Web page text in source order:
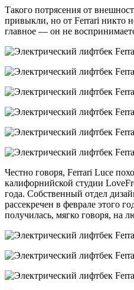
Такого потрясения от
привыкли, но от Ferrari никто
главное — он не
Честно говоря, Ferrari Luce
калифорнийской студии
года. Собственный отдел
рассекречен в феврале этого
получилась, мягко говоря, на